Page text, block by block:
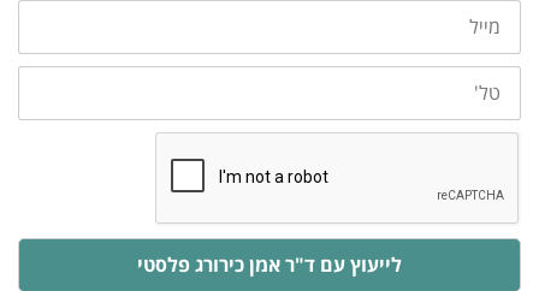
מייל
טלפון
לייעוץ עם ד"ר אמן כירורג פלסטי